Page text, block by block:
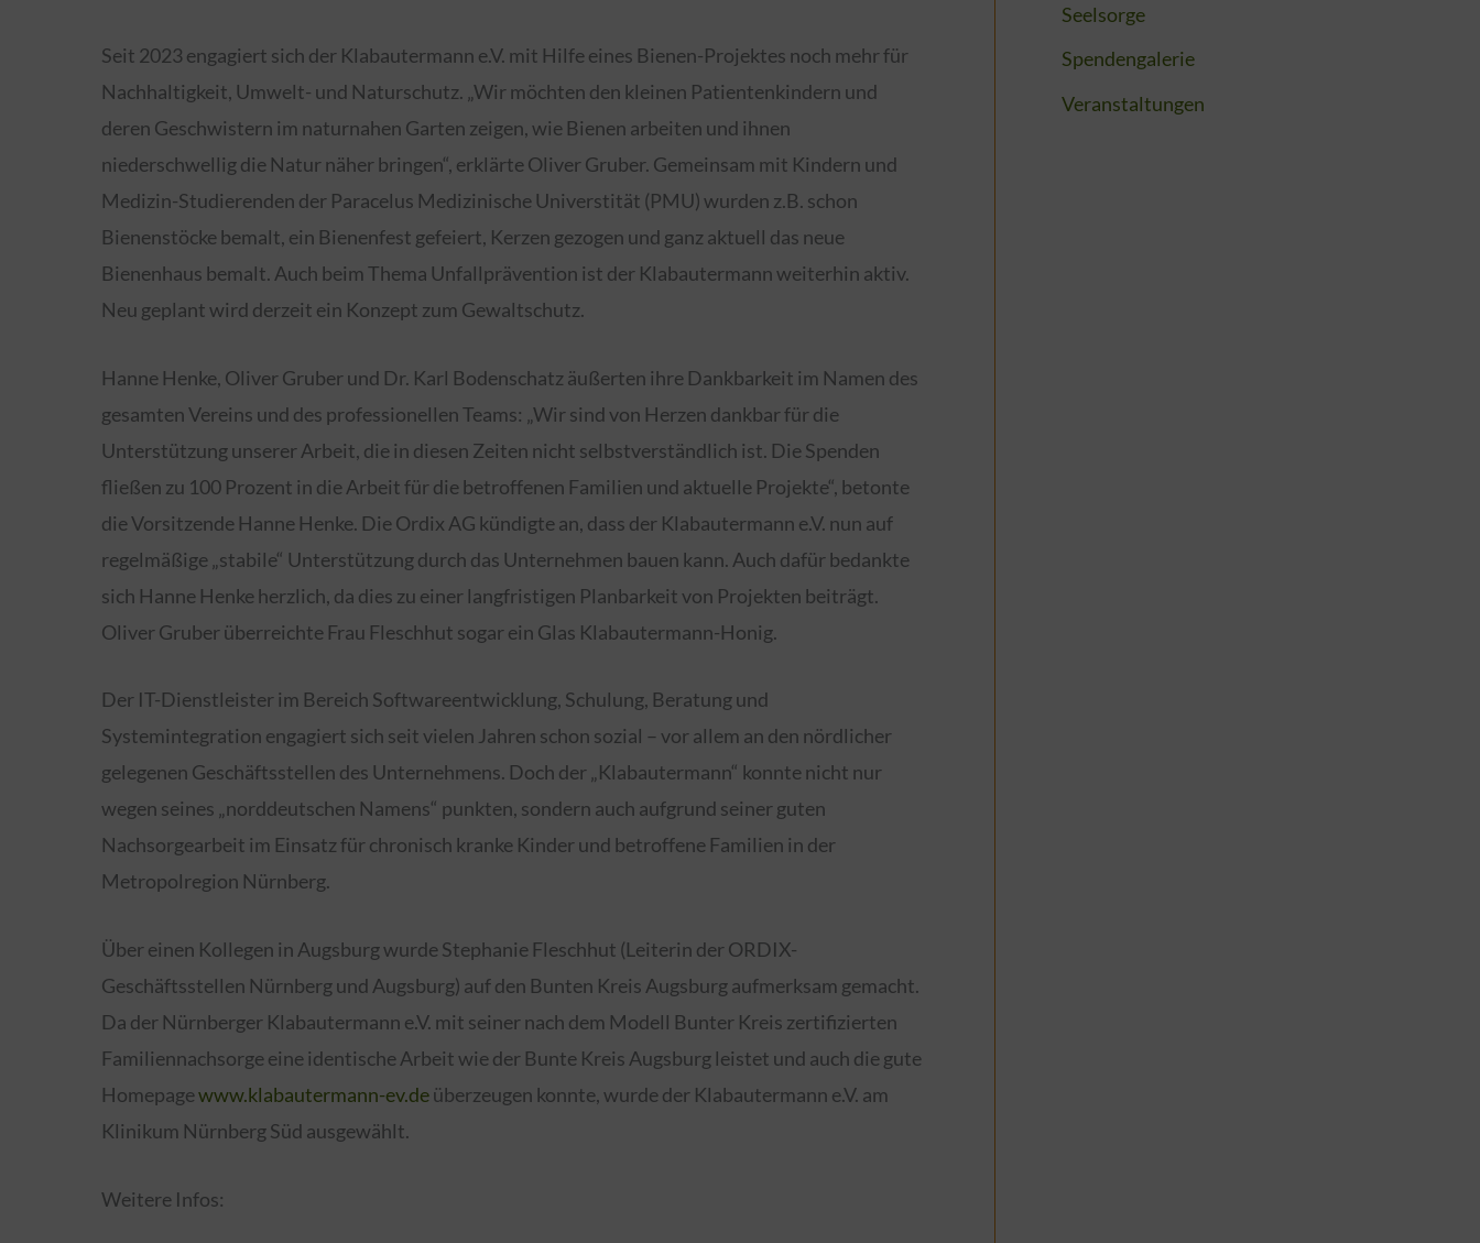
Seit 2023 engagiert sich der Klabautermann e.V. mit Hilfe eines Bienen-Projektes noch mehr für
Nachhaltigkeit, Umwelt- und Naturschutz. „Wir möchten den kleinen Patientenkindern und
deren Geschwistern im naturnahen Garten zeigen, wie Bienen arbeiten und ihnen
niederschwellig die Natur näher bringen“, erklärte Oliver Gruber. Gemeinsam mit Kindern und
Medizin-Studierenden der Paracelus Medizinische Universtität (PMU) wurden z.B. schon
Bienenstöcke bemalt, ein Bienenfest gefeiert, Kerzen gezogen und ganz aktuell das neue
Bienenhaus bemalt. Auch beim Thema Unfallprävention ist der Klabautermann weiterhin aktiv.
Neu geplant wird derzeit ein Konzept zum Gewaltschutz.
Hanne Henke, Oliver Gruber und Dr. Karl Bodenschatz äußerten ihre Dankbarkeit im Namen des
gesamten Vereins und des professionellen Teams: „Wir sind von Herzen dankbar für die
Unterstützung unserer Arbeit, die in diesen Zeiten nicht selbstverständlich ist. Die Spenden
fließen zu 100 Prozent in die Arbeit für die betroffenen Familien und aktuelle Projekte“, betonte
die Vorsitzende Hanne Henke. Die Ordix AG kündigte an, dass der Klabautermann e.V. nun auf
regelmäßige „stabile“ Unterstützung durch das Unternehmen bauen kann. Auch dafür bedankte
sich Hanne Henke herzlich, da dies zu einer langfristigen Planbarkeit von Projekten beiträgt.
Oliver Gruber überreichte Frau Fleschhut sogar ein Glas Klabautermann-Honig.
Der IT-Dienstleister im Bereich Softwareentwicklung, Schulung, Beratung und
Systemintegration engagiert sich seit vielen Jahren schon sozial – vor allem an den nördlicher
gelegenen Geschäftsstellen des Unternehmens. Doch der „Klabautermann“ konnte nicht nur
wegen seines „norddeutschen Namens“ punkten, sondern auch aufgrund seiner guten
Nachsorgearbeit im Einsatz für chronisch kranke Kinder und betroffene Familien in der
Metropolregion Nürnberg.
Über einen Kollegen in Augsburg wurde Stephanie Fleschhut (Leiterin der ORDIX-
Geschäftsstellen Nürnberg und Augsburg) auf den Bunten Kreis Augsburg aufmerksam gemacht.
Da der Nürnberger Klabautermann e.V. mit seiner nach dem Modell Bunter Kreis zertifizierten
Familiennachsorge eine identische Arbeit wie der Bunte Kreis Augsburg leistet und auch die gute
Homepagewww.klabautermann-ev.deüberzeugen konnte, wurde der Klabautermann e.V. am
Klinikum Nürnberg Süd ausgewählt.
Weitere Infos:
Seelsorge
Spendengalerie
Veranstaltungen